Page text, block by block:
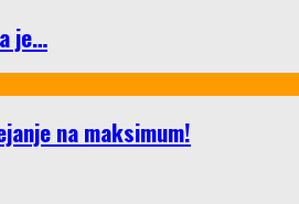
je…
na maksimum!